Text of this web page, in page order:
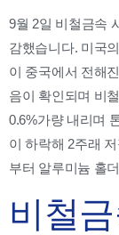
9월 2일 비철금속
감했습니다. 미국
이 중국에서 전해
음이 확인되며 비
0.6%가량 내리며
이 하락해 2주래
부터 알루미늄 홀
비철